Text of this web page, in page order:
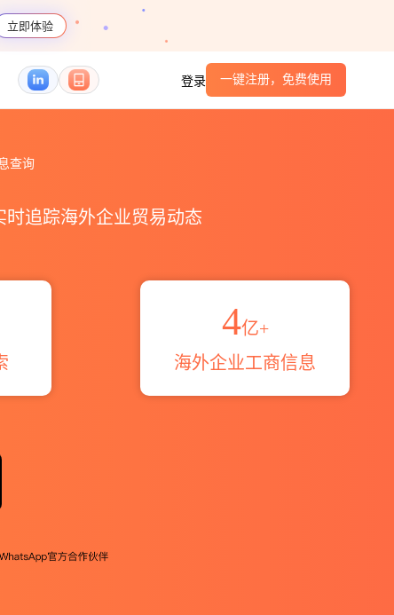
立即体验
登录 一键注册，免费使用
查询
时追踪海外企业贸易动态
4亿+
海外企业工商信息